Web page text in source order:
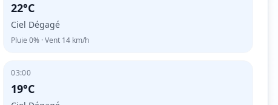
22°C
Ciel Dégagé
Pluie0% · Vent 14 km/h
03:00
19°C